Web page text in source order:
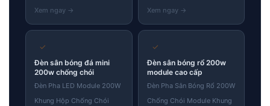
✓
Đèn sân bóng đá mini
200w chống chói
Đèn Pha LED Module 200W
Khung Hộp Chống Chói
✓
Đèn sân bóng rổ 200w
module cao cấp
Đèn Pha Sân Bóng Rổ 200W
Chống Chói Module Khung